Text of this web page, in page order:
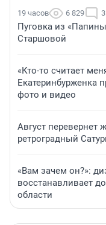
19 часов 6 829 3
Пуговка из
Старшовой
«Кто-то считает
Екатеринбурженка
фото и видео
Август перевернет
ретроградный
«Вам зачем он?»:
восстанавливает
области